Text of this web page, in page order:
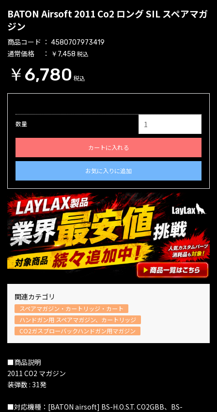
BATON Airsoft 2011 Co2 ロング SIL スペアマガ
ジン
商品コード 4580707973419
通常価格 ￥7,458 税込
￥6,780 税込
数量
カートに入れる
お気に入りに追加
関連カテゴリ
スペアマガジン・カートリッジ・カート
ハンドガン用 スペアマガジン、カートリッジ
CO2ガスブローバックハンドガン用マガジン
■商品説明
2011 CO2 マガジン
装弾数 : 31発
■対応機種：[BATON airsoft] BS-H.O.S.T. CO2GBB、BS-